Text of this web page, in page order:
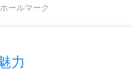
ールマーク
力